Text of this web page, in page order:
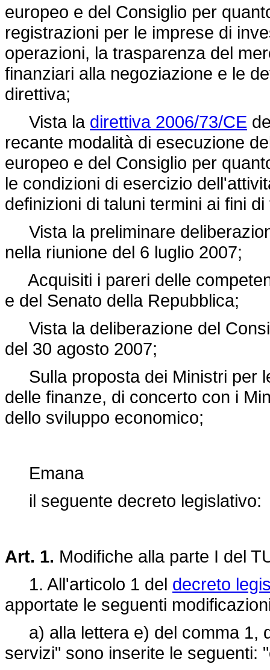
europeo e del Consiglio per
registrazioni per le imprese di
operazioni, la trasparenza del
finanziari alla negoziazione e le
direttiva;
Vista la direttiva 2006/73/CE
recante modalità di esecuzione
europeo e del Consiglio per
le condizioni di esercizio
definizioni di taluni termini ai fini
Vista la preliminare
nella riunione del 6 luglio 2007;
Acquisiti i pareri delle
e del Senato della Repubblica;
Vista la deliberazione del
del 30 agosto 2007;
Sulla proposta dei Ministri per
delle finanze, di concerto con i
dello sviluppo economico;
Emana
il seguente decreto legislativo:
Art. 1. Modifiche alla parte I del
1. All'articolo 1 del decreto
apportate le seguenti
a) alla lettera e) del comma 1,
servizi" sono inserite le seguenti: